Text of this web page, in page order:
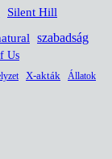
Silent Hill
szabadság
Us
X-akták Állatok